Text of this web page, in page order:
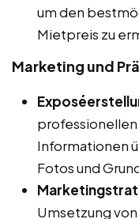
um den
Mietpreis zu
Marketing und
Informationen
Fotos und
Umsetzung